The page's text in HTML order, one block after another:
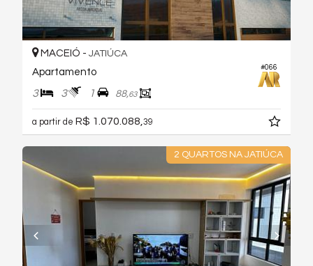
#066
MACEIÓ - JATIÚCA
Apartamento
3 3 1 88,63
a partir de R$ 1.070.088, 39
2 QUARTOS NA JATIÚCA